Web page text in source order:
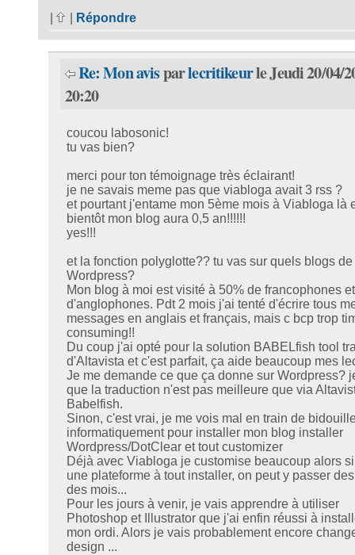
Répondre
Re: Mon avisparlecritikeurle Jeudi 20/04/
20:20
coucou labosonic!
tu vas bien?
merci pour ton témoignage très éclairant!
je ne savais meme pas que viabloga avait 3 rss ?
et pourtant j'entame mon 5ème mois à Viabloga là
bientôt mon blog aura 0,5 an!!!!!!
yes!!!
et la fonction polyglotte?? tu vas sur quels blogs de
Wordpress?
Mon blog à moi est visité à 50% de francophones
d'anglophones. Pdt 2 mois j'ai tenté d'écrire tous
messages en anglais et français, mais c bcp trop
consuming!!
Du coup j'ai opté pour la solution BABELfish tool
d'Altavista et c'est parfait, ça aide beaucoup mes
Je me demande ce que ça donne sur Wordpress?
que la traduction n'est pas meilleure que via
Babelfish.
Sinon, c'est vrai, je me vois mal en train de
informatiquement pour installer mon blog installer
Wordpress/DotClear et tout customizer
Déjà avec Viabloga je customise beaucoup alors
une plateforme à tout installer, on peut y passer
des mois...
Pour les jours à venir, je vais apprendre à utiliser
Photoshop et Illustrator que j'ai enfin réussi à
mon ordi. Alors je vais probablement encore
design ...